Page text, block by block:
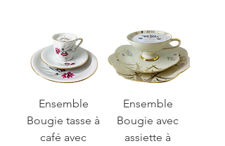
Ensemble
Bougie tasse à
café avec
Ensemble
Bougie avec
assiette à